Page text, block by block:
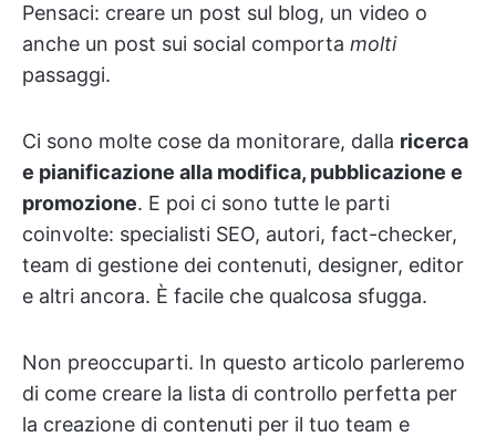
Pensaci: creare un post sul blog, un video o
anche un post sui social comporta molti
passaggi.
Ci sono molte cose da monitorare, dalla ricerca
e pianificazione alla modifica, pubblicazione e
promozione. E poi ci sono tutte le parti
coinvolte: specialisti SEO, autori, fact-checker,
team di gestione dei contenuti, designer, editor
e altri ancora. È facile che qualcosa sfugga.
Non preoccuparti. In questo articolo parleremo
di come creare la lista di controllo perfetta per
la creazione di contenuti per il tuo team e